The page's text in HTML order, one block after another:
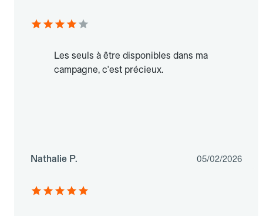
Les seuls à être disponibles dans ma
campagne, c'est précieux.
Nathalie P. 05/02/2026